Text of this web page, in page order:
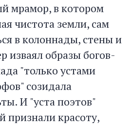
мрамор, в котором
чистота земли, сам
в колоннады, стены и
изваял образы богов-
"только устами
созидала
И "уста поэтов"
признали красоту,